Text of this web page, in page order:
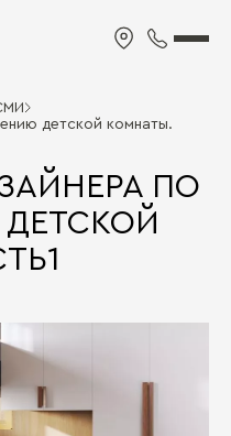
детской комнаты.
ПО